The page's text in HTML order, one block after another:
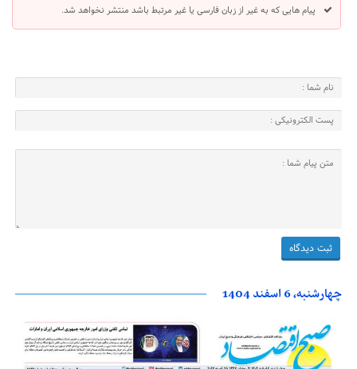
پیام هایی که به غیر از زبان فارسی یا غیر مرتبط باشد منتشر نخواهد شد.
چهارشنبه، 6 اسفند 1404